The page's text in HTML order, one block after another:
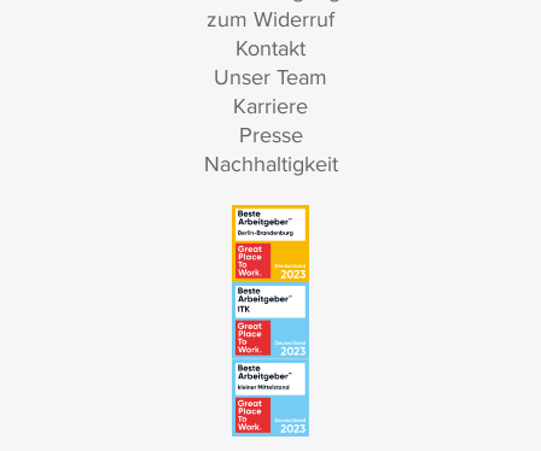
zum Widerruf
Kontakt
Unser Team
Karriere
Presse
Nachhaltigkeit